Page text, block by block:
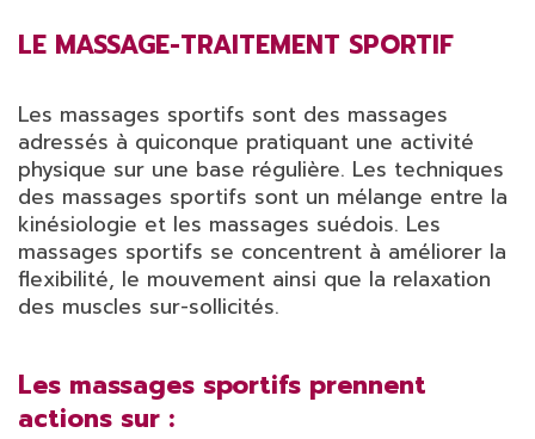
LE MASSAGE-TRAITEMENT SPORTIF
Les massages sportifs sont des massages
adressés à quiconque pratiquant une activité
physique sur une base régulière. Les techniques
des massages sportifs sont un mélange entre la
kinésiologie et les massages suédois. Les
massages sportifs se concentrent à améliorer la
flexibilité, le mouvement ainsi que la relaxation
des muscles sur-sollicités.
Les massages sportifs prennent
actions sur :